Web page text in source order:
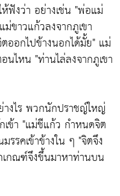
ฟังว่า อย่างเช่น "พ่อแม่
ขาวแก้วลงจากภูเขา
ออกไปข้างนอกได้มั้ย" แม่
ไหน "ท่านไล่ลงจากภูเขา
งไร พวกนักปราชญ์ใหญ่
ข้า "แม่ชีแก้ว กำหนดจิต
รรคเข้าข้างใน ๆ "จิตจึง
เกณฑ์จึงขึ้นมาหาท่านบน